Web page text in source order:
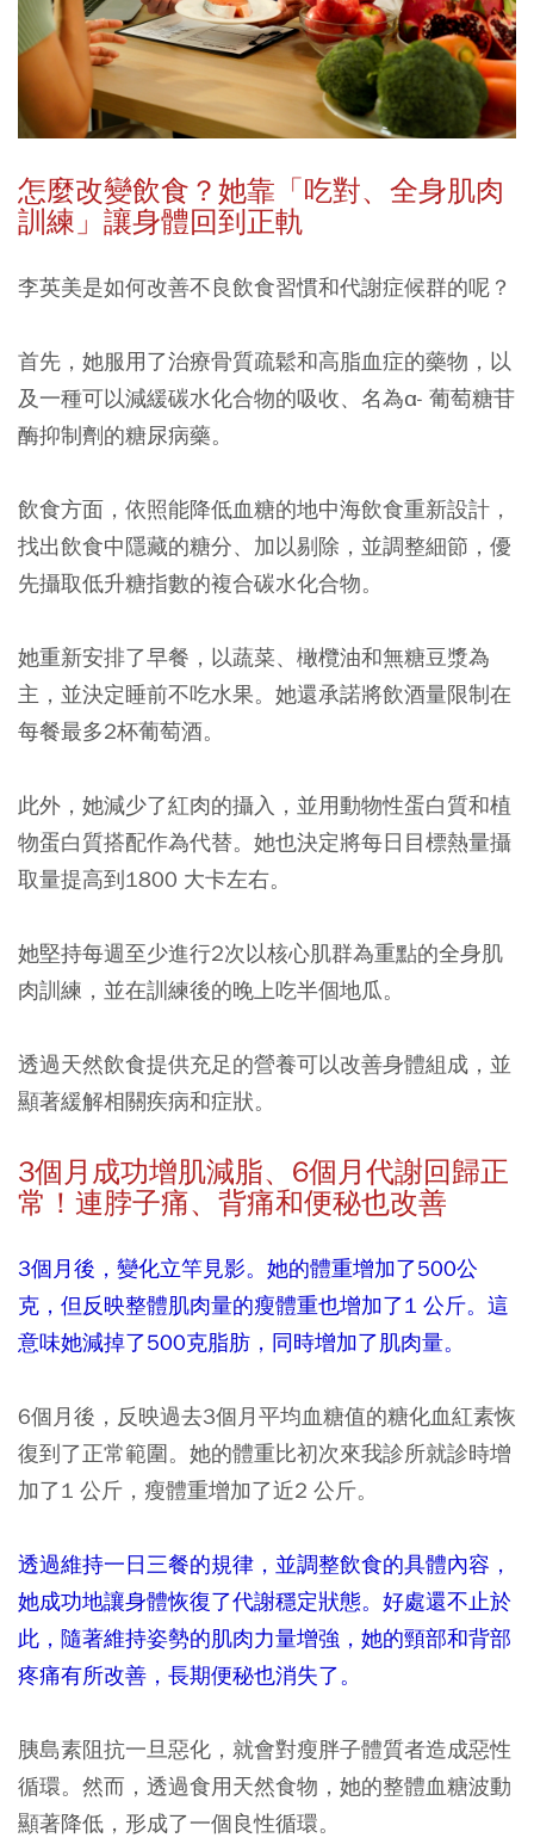
怎麼改變飲食？她靠「吃對、全身肌肉
訓練」讓身體回到正軌
李英美是如何改善不良飲食習慣和代謝症候群的呢？
首先，她服用了治療骨質疏鬆和高脂血症的藥物，以
及一種可以減緩碳水化合物的吸收、名為α- 葡萄糖苷
酶抑制劑的糖尿病藥。
飲食方面，依照能降低血糖的地中海飲食重新設計，
找出飲食中隱藏的糖分、加以剔除，並調整細節，優
先攝取低升糖指數的複合碳水化合物。
她重新安排了早餐，以蔬菜、橄欖油和無糖豆漿為
主，並決定睡前不吃水果。 她還承諾將飲酒量限制在
每餐最多2杯葡萄酒。
此外，她減少了紅肉的攝入，並用動物性蛋白質和植
物蛋白質搭配作為代替。她也決定將每日目標熱量攝
取量提高到1800 大卡左右。
她堅持每週至少進行2次以核心肌群為重點的全身肌
肉訓練，並在訓練後的晚上吃半個地瓜。
透過天然飲食提供充足的營養可以改善身體組成，並
顯著緩解相關疾病和症狀。
3個月成功增肌減脂、6個月代謝回歸正
常！連脖子痛、背痛和便秘也改善
3個月後，變化立竿見影。她的體重增加了500公
克，但反映整體肌肉量的瘦體重也增加了1 公斤。這
意味她減掉了500克脂肪，同時增加了肌肉量。
6個月後，反映過去3個月平均血糖值的糖化血紅素恢
復到了正常範圍。她的體重比初次來我診所就診時增
加了1 公斤，瘦體重增加了近2 公斤。
透過維持一日三餐的規律，並調整飲食的具體內容，
她成功地讓身體恢復了代謝穩定狀態。好處還不止於
此，隨著維持姿勢的肌肉力量增強，她的頸部和背部
疼痛有所改善，長期便秘也消失了。
胰島素阻抗一旦惡化，就會對瘦胖子體質者造成惡性
循環。然而，透過食用天然食物，她的整體血糖波動
顯著降低，形成了一個良性循環。